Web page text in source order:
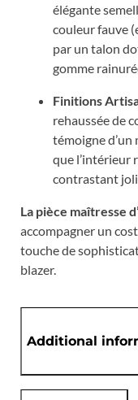
élégante
couleur fauve
par un talon
gomme
Finitions
rehaussée de
témoigne
que l’intérieur
contrastant
La pièce maîtresse
accompagner un
touche de
blazer.
Additional